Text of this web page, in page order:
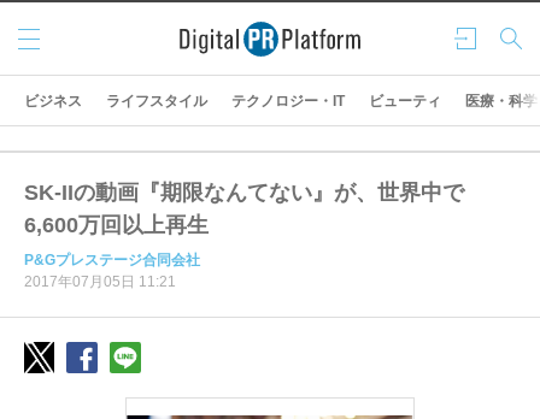
ログ
イン
検索
メニ
ュー
ビジネス ライフスタイル テクノロジー・IT ビューティ 医療・科学
SK-IIの動画『期限なんてない』が、世界中で
6,600万回以上再生
P&Gプレステージ合同会社
2017年07月05日 11:21